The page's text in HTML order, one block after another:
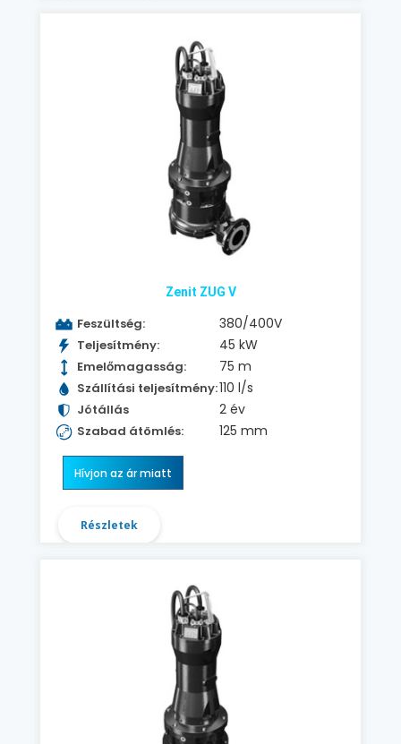
Zenit ZUG V
Feszültség: 380/400V
Teljesítmény: 45 kW
Emelőmagasság: 75 m
Szállítási teljesítmény:110 l/s
Jótállás 2 év
Szabad átömlés: 125 mm
Hívjon az ár miatt
Részletek